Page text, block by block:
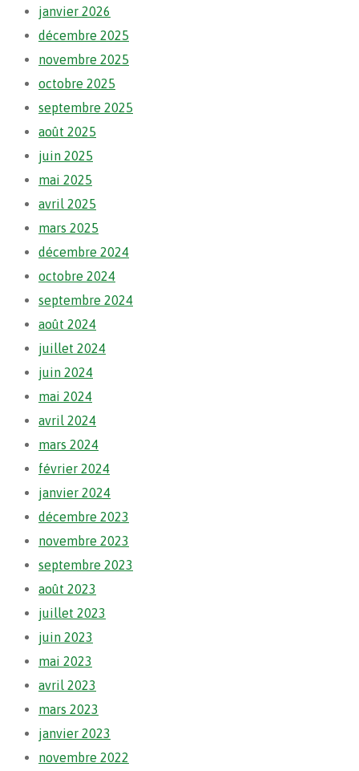
janvier 2026
décembre 2025
novembre 2025
octobre 2025
septembre 2025
août 2025
juin 2025
mai 2025
avril 2025
mars 2025
décembre 2024
octobre 2024
septembre 2024
août 2024
juillet 2024
juin 2024
mai 2024
avril 2024
mars 2024
février 2024
janvier 2024
décembre 2023
novembre 2023
septembre 2023
août 2023
juillet 2023
juin 2023
mai 2023
avril 2023
mars 2023
janvier 2023
novembre 2022